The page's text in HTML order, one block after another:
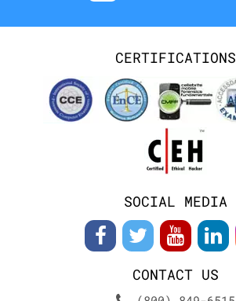
CERTIFICATIONS
SOCIAL MEDIA
CONTACT US